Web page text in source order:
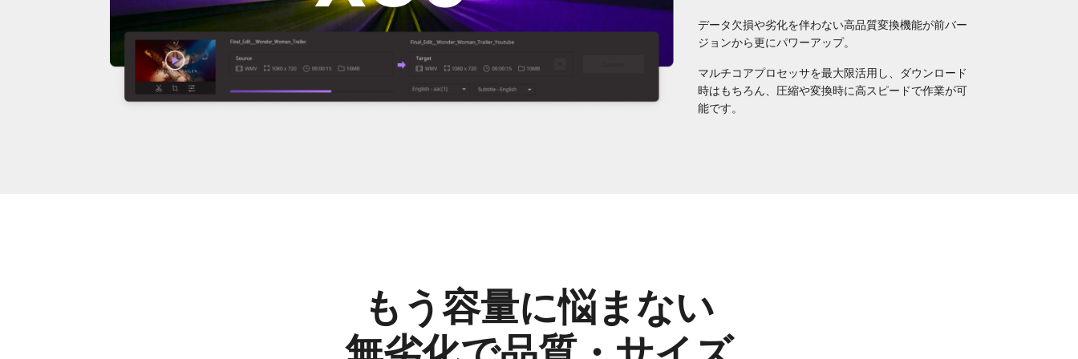
データ欠損や劣化を伴わない高品質変換機能が前バー
ジョンから更にパワーアップ。
マルチコアプロセッサを最大限活用し、ダウンロード
時はもちろん、圧縮や変換時に高スピードで作業が可
能です。
もう容量に悩まない